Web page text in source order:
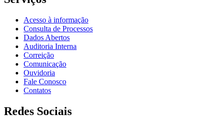
Acesso à informação
Consulta de Processos
Dados Abertos
Auditoria Interna
Correição
Comunicação
Ouvidoria
Fale Conosco
Contatos
Redes Sociais